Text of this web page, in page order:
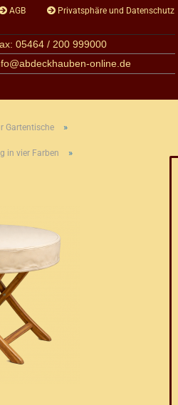
AGB Privatsphäre und Datenschutz
05464 / 200 999000
abdeckhauben-online.de
Gartentische »
in vier Farben »